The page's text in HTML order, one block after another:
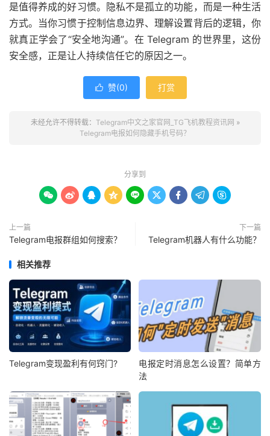
是值得养成的好习惯。隐私不是孤立的功能，而是一种生活
方式。当你习惯于控制信息边界、理解设置背后的逻辑，你
就真正学会了“安全地沟通”。在 Telegram 的世界里，这份
安全感，正是让人持续信任它的原因之一。
 赞(0) 打赏
未经允许不得转载： Telegram中文之家官网_TG飞机教程资讯网 »
Telegram电报如何隐藏手机号码？
分享到
        
上一篇
Telegram电报群组如何搜索？
下一篇
Telegram机器人有什么功能？
相关推荐
Telegram变现盈利有何窍门?
电报定时消息怎么设置？简单方
法